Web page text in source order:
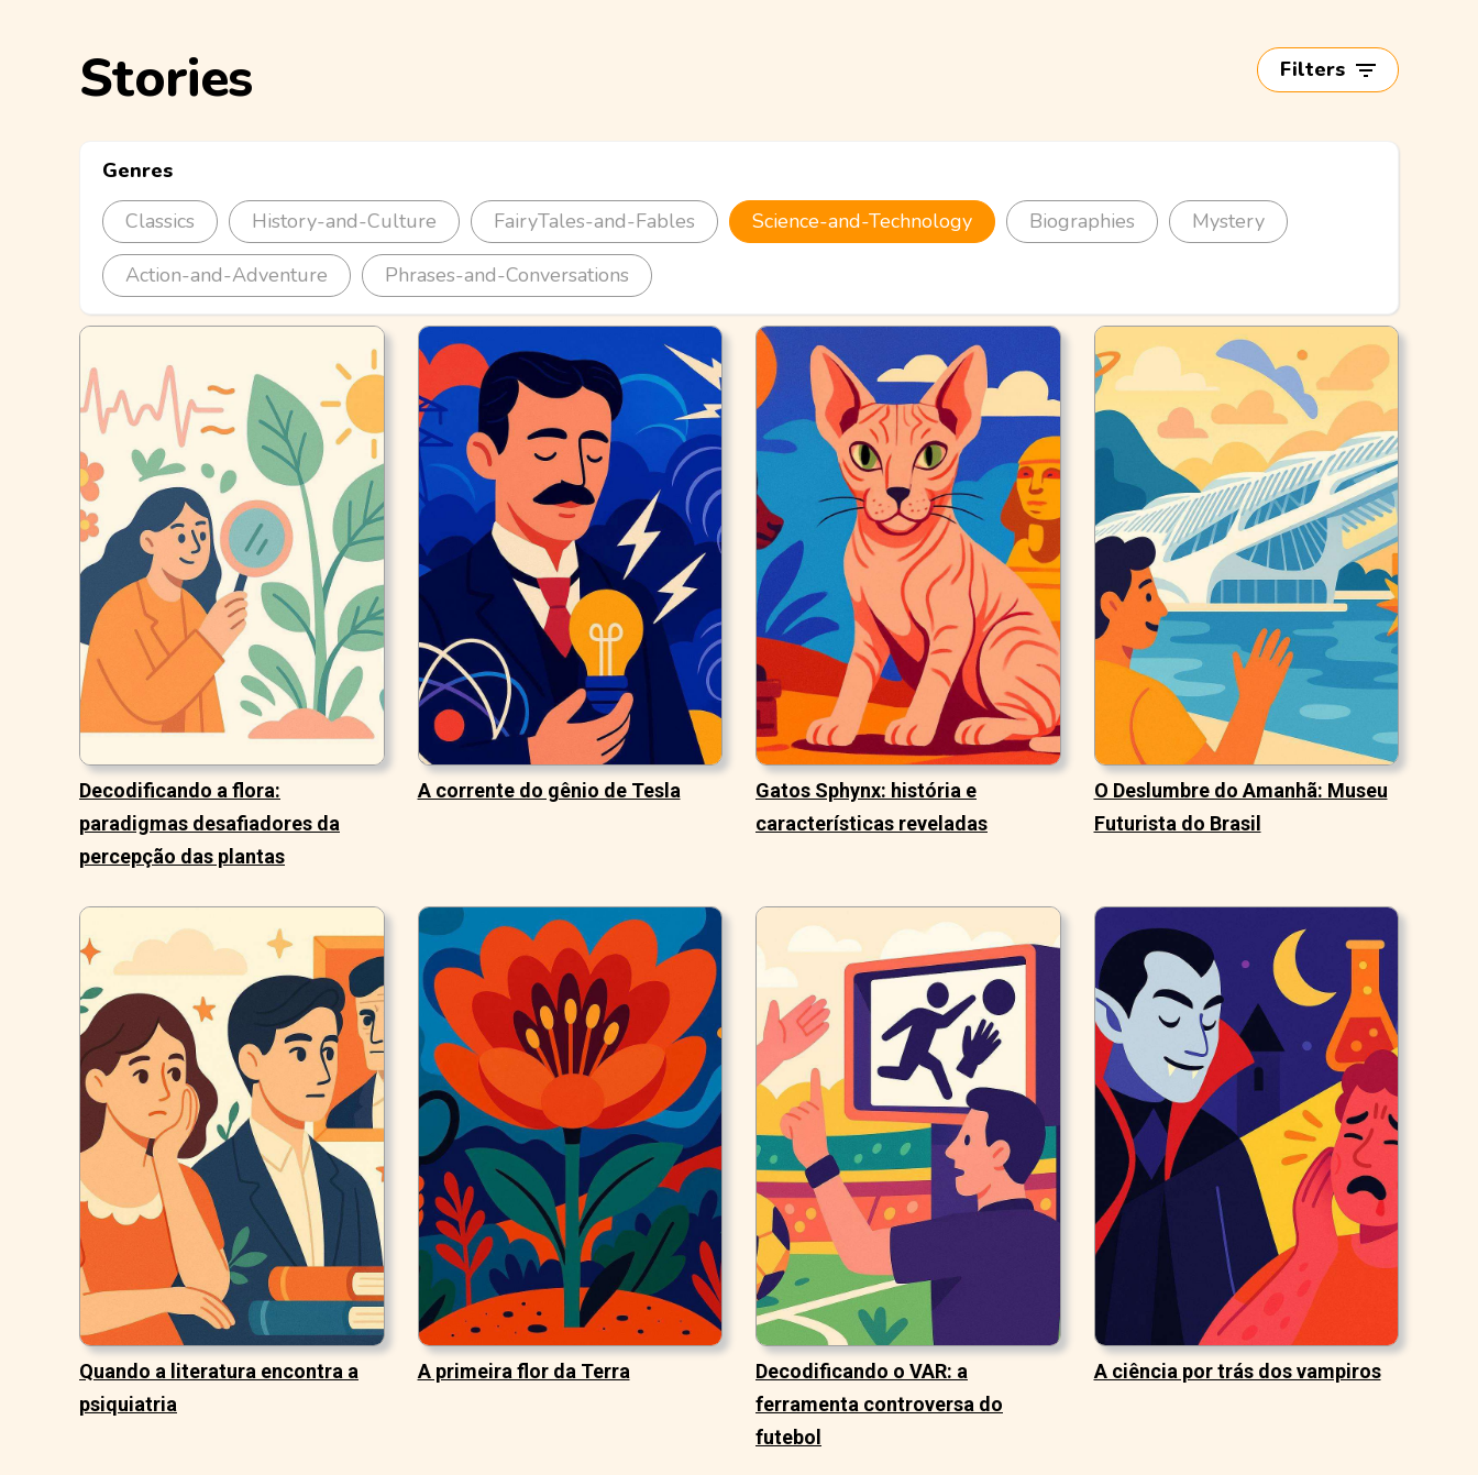
Stories Filters
Genres
Classics
History-and-Culture FairyTales-and-Fables Science-and-Technology Biographies Mystery
Action-and-Adventure Phrases-and-Conversations
Decodificando a flora:
paradigmas desafiadores da
percepção das plantas
A corrente do gênio de Tesla
Gatos Sphynx: história e
características reveladas
O Deslumbre do Amanhã: Museu
Futurista do Brasil
Quando a literatura encontra a
psiquiatria
A primeira flor da Terra
Decodificando o VAR: a
ferramenta controversa do
futebol
A ciência por trás dos vampiros